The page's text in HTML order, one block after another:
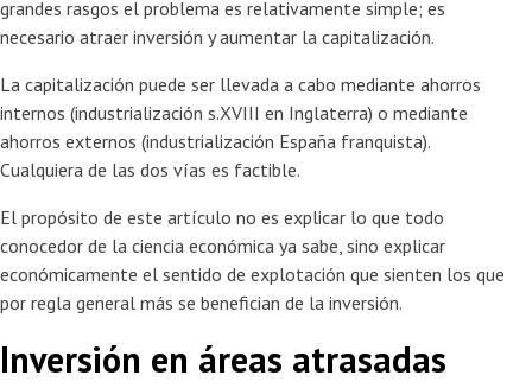
grandes rasgos el problema es relativamente simple; es
necesario atraer inversión y aumentar la capitalización.
La capitalización puede ser llevada a cabo mediante ahorros
internos (industrialización s.XVIII en Inglaterra) o mediante
ahorros externos (industrialización España franquista).
Cualquiera de las dos vías es factible.
El propósito de este artículo no es explicar lo que todo
conocedor de la ciencia económica ya sabe, sino explicar
económicamente el sentido de explotación que sienten los que
por regla general más se benefician de la inversión.
Inversión en áreas atrasadas